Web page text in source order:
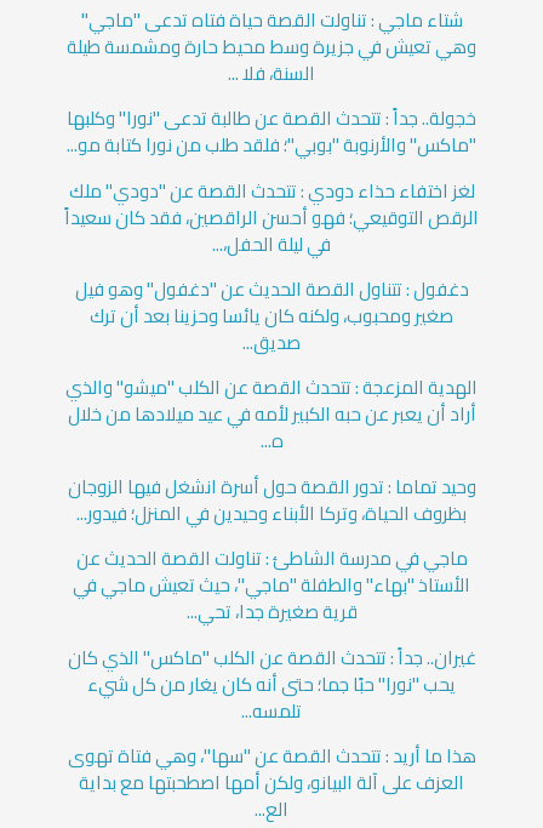
شتاء ماجي : تناولت القصة حياة فتاه تدعى "ماجي"
وهي تعيش في جزيرة وسط محيط حارة ومشمسة طيلة
السنة، فلا ...
خجولة.. جداً : تتحدث القصة عن طالبة تدعى "نورا" وكلبها
"ماكس" والأرنوبة "بوبي"؛ فلقد طلب من نورا كتابة مو...
لغز اختفاء حذاء دودي : تتحدث القصة عن "دودي" ملك
الرقص التوقيعي؛ فهو أحسن الراقصين، فقد كان سعيداً
في ليلة الحفل،...
دغفول : تتناول القصة الحديث عن "دغفول" وهو فيل
صغير ومحبوب، ولكنه كان يائسا وحزينا بعد أن ترك
صديق...
الهدية المزعجة : تتحدث القصة عن الكلب "ميشو" والذي
أراد أن يعبر عن حبه الكبير لأمه في عيد ميلادها من خلال
ه...
وحيد تماما : تدور القصة حول أسرة انشغل فيها الزوجان
بظروف الحياة، وتركا الأبناء وحيدين في المنزل؛ فيدور...
ماجي في مدرسة الشاطئ : تناولت القصة الحديث عن
الأستاذ "بهاء" والطفلة "ماجي"، حيث تعيش ماجي في
قرية صغيرة جدا، تحي...
غيران.. جداً : تتحدث القصة عن الكلب "ماكس" الذي كان
يحب "نورا" حبًا جما؛ حتى أنه كان يغار من كل شيء
تلمسه...
هذا ما أريد : تتحدث القصة عن "سها"، وهي فتاة تهوى
العزف على آلة البيانو، ولكن أمها اصطحبتها مع بداية
الع...